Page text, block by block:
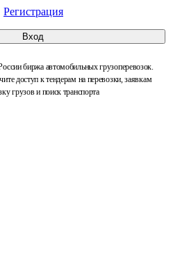
Регистрация
Вход
биржа автомобильных грузоперевозок.
доступ к тендерам на перевозки, заявкам
грузов и поиск транспорта